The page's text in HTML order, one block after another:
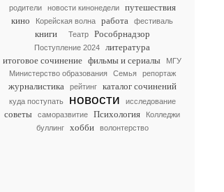
родители
новости кинонедели
путешествия
кино
Корейская волна работа фестиваль
книги Театр Рособрнадзор
Поступление 2024
литература
итоговое сочинение фильмы и сериалы
МГУ
Министерство образования
Семья репортаж
журналистика рейтинг каталог сочинений
куда поступать новости исследование
советы саморазвитие Психология
Колледжи
буллинг
хобби волонтерство